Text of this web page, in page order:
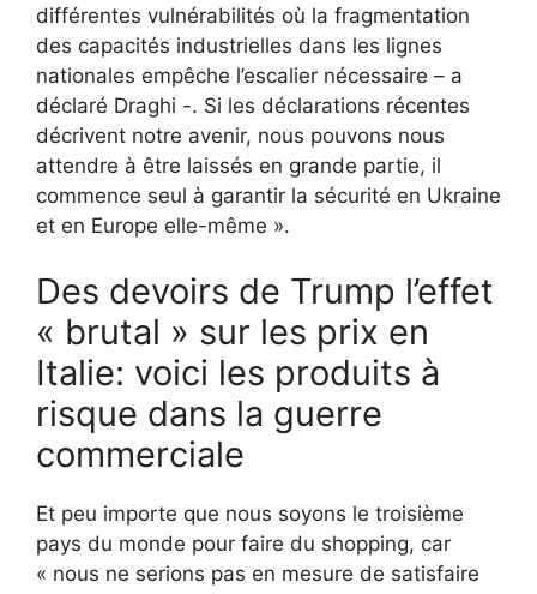
différentes vulnérabilités où la fragmentation
des capacités industrielles dans les lignes
nationales empêche l’escalier nécessaire – a
déclaré Draghi -. Si les déclarations récentes
décrivent notre avenir, nous pouvons nous
attendre à être laissés en grande partie, il
commence seul à garantir la sécurité en Ukraine
et en Europe elle-même ».
Des devoirs de Trump l’effet
« brutal » sur les prix en
Italie: voici les produits à
risque dans la guerre
commerciale
Et peu importe que nous soyons le troisième
pays du monde pour faire du shopping, car
« nous ne serions pas en mesure de satisfaire